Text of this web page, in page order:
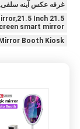
غرفه عکس آینه سلفی,آینه هوشمند
Inch
smart mirror
Booth Kiosk